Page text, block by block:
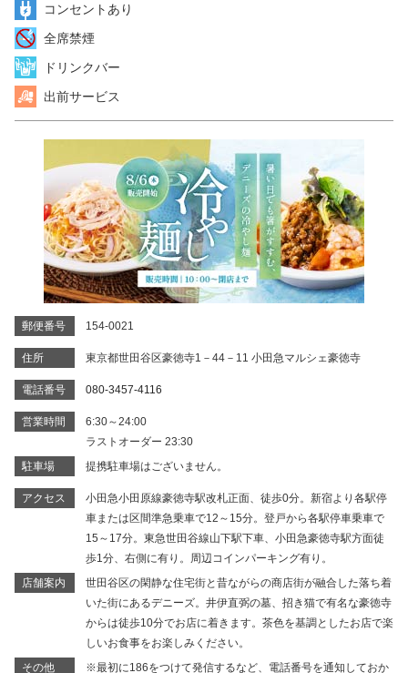
コンセントあり
全席禁煙
ドリンクバー
出前サービス
郵便番号 154-0021
住所 東京都世田谷区豪徳寺1－44－11 小田急マルシェ豪徳寺
電話番号 080-3457-4116
営業時間
6:30～24:00
ラストオーダー 23:30
駐車場
提携駐車場はございません。
アクセス
小田急小田原線豪徳寺駅改札正面、徒歩0分。新宿より各駅停
車または区間準急乗車で12～15分。登戸から各駅停車乗車で
15～17分。東急世田谷線山下駅下車、小田急豪徳寺駅方面徒
歩1分、右側に有り。周辺コインパーキング有り。
店舗案内
世田谷区の閑静な住宅街と昔ながらの商店街が融合した落ち着
いた街にあるデニーズ。井伊直弼の墓、招き猫で有名な豪徳寺
からは徒歩10分でお店に着きます。茶色を基調としたお店で楽
しいお食事をお楽しみください。
その他
※最初に186をつけて発信するなど、電話番号を通知しておか